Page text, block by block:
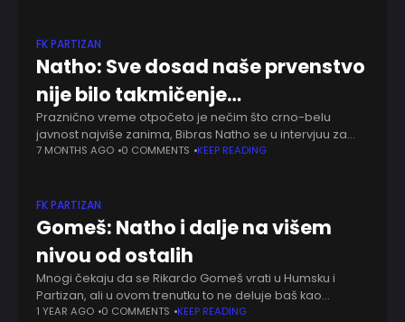
FK PARTIZAN
Natho: Sve dosad naše prvenstvo
nije bilo takmičenje…
Praznično vreme otpočeto je nečim što crno-belu
javnost najviše zanima, Bibras Natho se u intervjuu za
Mocart Sport postavio kao predator. "Ko može da vam
7 MONTHS AGO 0 COMMENTS KEEP READING
FK PARTIZAN
Gomeš: Natho i dalje na višem
nivou od ostalih
Mnogi čekaju da se Rikardo Gomeš vrati u Humsku i
Partizan, ali u ovom trenutku to ne deluje baš kao
moguće rešenje. Iskusni napadač u najnovijem intervjuu
1 YEAR AGO 0 COMMENTS KEEP READING